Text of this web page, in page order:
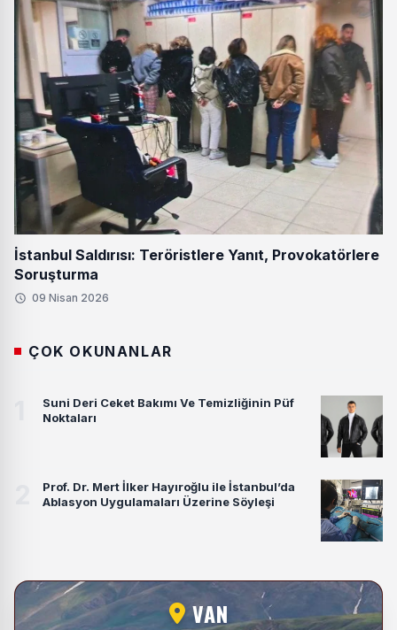
İstanbul Saldırısı: Teröristlere Yanıt, Provokatörlere
Soruşturma
09 Nisan 2026
ÇOK OKUNANLAR
Suni Deri Ceket Bakımı Ve Temizliğinin Püf
Noktaları
Prof. Dr. Mert İlker Hayıroğlu ile İstanbul’da
Ablasyon Uygulamaları Üzerine Söyleşi
VAN